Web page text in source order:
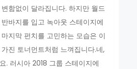
함없이 달라집니다. 하지만 월드
바지를 입고 녹아웃 스테이지에
지막 펀치를 고민하는 모습은 이
진 토너먼트처럼 느껴집니다.네,
. 러시아 2018 그룹 스테이지에